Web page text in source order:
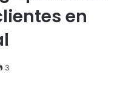
en
3